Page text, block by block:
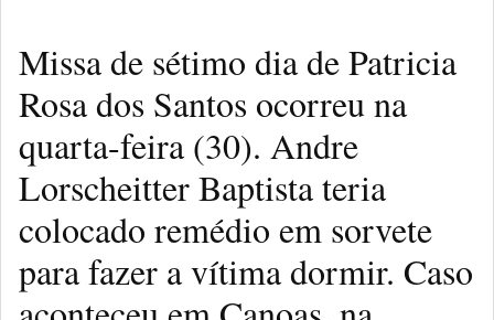
Missa de sétimo dia de Patricia
Rosa dos Santos ocorreu na
quarta-feira (30). Andre
Lorscheitter Baptista teria
colocado remédio em sorvete
para fazer a vítima dormir. Caso